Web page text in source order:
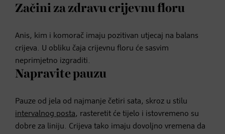
Začini za zdravu crijevnu floru
Anis, kim i komorač imaju pozitivan utjecaj na balans
crijeva. U obliku čaja crijevnu floru će sasvim
neprimjetno izgraditi.
Napravite pauzu
Pauze od jela od najmanje četiri sata, skroz u stilu
intervalnog posta, rasteretit će tijelo i istovremeno su
dobre za liniju. Crijeva tako imaju dovoljno vremena da